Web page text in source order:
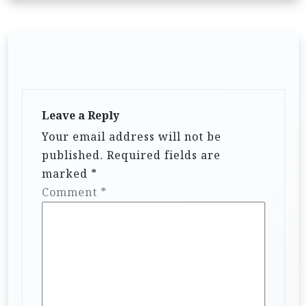
Leave a Reply
Your email address will not be
published. Required fields are
marked *
Comment *